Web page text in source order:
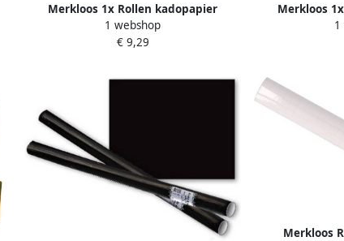
Merkloos 1x Rollen kadopapier
schoolboeken kaftpapier pastel blauw
200 x 70 cm Kaftpapier
1 webshop
€ 9,29
Merkloos
schoolboeken
200 x
1
Merkloos